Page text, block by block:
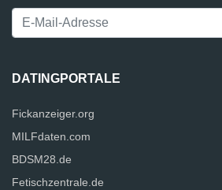
DATINGPORTALE
Fickanzeiger.org
MILFdaten.com
BDSM28.de
Fetischzentrale.de